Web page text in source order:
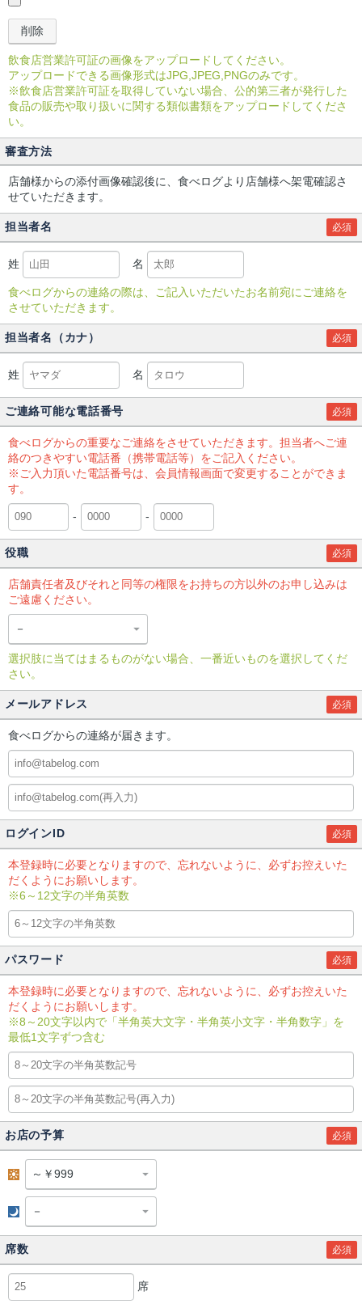
飲食店営業許可証の画像をアップロードしてください。
アップロードできる画像形式はJPG,JPEG,PNGのみです。
※飲食店営業許可証を取得していない場合、公的第三者が発行した
食品の販売や取り扱いに関する類似書類をアップロードしてくださ
い。
審査方法
店舗様からの添付画像確認後に、食べログより店舗様へ架電確認さ
せていただきます。
担当者名 必須
姓 名
食べログからの連絡の際は、ご記入いただいたお名前宛にご連絡を
させていただきます。
担当者名（カナ） 必須
姓 名
ご連絡可能な電話番号 必須
食べログからの重要なご連絡をさせていただきます。担当者へご連
絡のつきやすい電話番（携帯電話等）をご記入ください。
※ご入力頂いた電話番号は、会員情報画面で変更することができま
す。
- -
役職 必須
店舗責任者及びそれと同等の権限をお持ちの方以外のお申し込みは
ご遠慮ください。
選択肢に当てはまるものがない場合、一番近いものを選択してくだ
さい。
メールアドレス 必須
食べログからの連絡が届きます。
ログインID 必須
本登録時に必要となりますので、忘れないように、必ずお控えいた
だくようにお願いします。
※6～12文字の半角英数
パスワード 必須
本登録時に必要となりますので、忘れないように、必ずお控えいた
だくようにお願いします。
※8～20文字以内で「半角英大文字・半角英小文字・半角数字」を
最低1文字ずつ含む
お店の予算 必須
席数 必須
席